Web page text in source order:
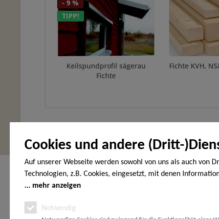
Cookies und andere (Dritt-
Auf unserer Webseite werden sowohl von uns als auch von
Technologien, z.B. Cookies, eingesetzt, mit denen
Endgerät gespeichert und/oder von Ihrem Endgerät
Analyse-, Marketing- und Statistik-Cookies. Bei den
mehr anzeigen
Notwendig
- 9 %
TIPP!
Keilspundprofil sägerau
Fichte
Fichte KVH,
Hier finden Sie uns
HOLZ-WOHNEN-GARTEN
Vöhrumer Str. 40
(Gewerbegebiet Schachtanlage Peine)
Service